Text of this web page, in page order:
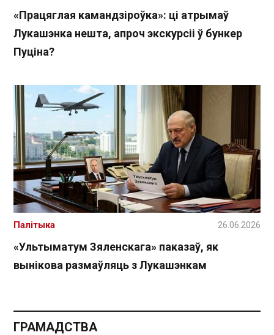
«Працяглая камандзіроўка»: ці атрымаў
Лукашэнка нешта, апроч экскурсіі ў бункер
Пуціна?
«Ультыматум Зяленскага» паказаў, як
вынікова размаўляць з Лукашэнкам
Палітыка 26.06.2026
ГРАМАДСТВА